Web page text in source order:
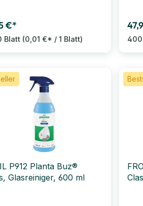
€*
Blatt (0,01 €* / 1 Blatt)
P912 Planta Buz®
Glasreiniger, 600 ml